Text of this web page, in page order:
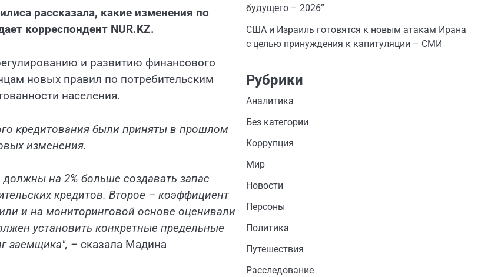
рассказала, какие изменения по
корреспондент NUR.KZ.
и развитию финансового
новых правил по потребительским
населения.
кредитования были приняты в прошлом
изменения.
на 2% больше создавать запас
кредитов. Второе – коэффициент
и на мониторинговой основе оценивали
установить конкретные предельные
заемщика", – сказала Мадина
будущего – 2026”
США и Израиль готовятся к новым атакам Ирана
с целью принуждения к капитуляции – СМИ
Рубрики
Аналитика
Без категории
Коррупция
Мир
Новости
Персоны
Политика
Путешествия
Расследование